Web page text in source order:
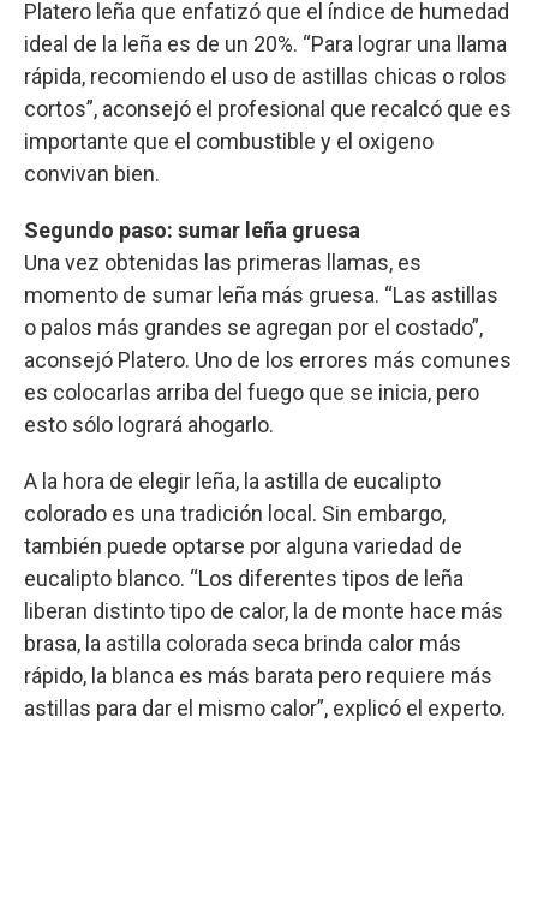
Platero leña que enfatizó que el índice de humedad
ideal de la leña es de un 20%. “Para lograr una llama
rápida, recomiendo el uso de astillas chicas o rolos
cortos”, aconsejó el profesional que recalcó que es
importante que el combustible y el oxigeno
convivan bien.
Segundo paso: sumar leña gruesa
Una vez obtenidas las primeras llamas, es
momento de sumar leña más gruesa. “Las astillas
o palos más grandes se agregan por el costado”,
aconsejó Platero. Uno de los errores más comunes
es colocarlas arriba del fuego que se inicia, pero
esto sólo logrará ahogarlo.
A la hora de elegir leña, la astilla de eucalipto
colorado es una tradición local. Sin embargo,
también puede optarse por alguna variedad de
eucalipto blanco. “Los diferentes tipos de leña
liberan distinto tipo de calor, la de monte hace más
brasa, la astilla colorada seca brinda calor más
rápido, la blanca es más barata pero requiere más
astillas para dar el mismo calor”, explicó el experto.